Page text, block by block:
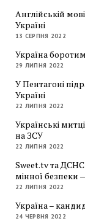
Англійській
Україні
13 СЕРПНЯ 2022
Україна
29 ЛИПНЯ 2022
У Пентагоні
Україні
22 ЛИПНЯ 2022
Українські
на ЗСУ
22 ЛИПНЯ 2022
Sweet.tv та
мінної безпеки
22 ЛИПНЯ 2022
Україна –
24 ЧЕРВНЯ 2022